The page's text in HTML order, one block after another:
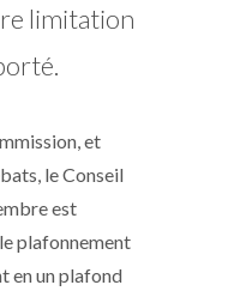
limitation
et
le Conseil
est
plafonnement
en un plafond